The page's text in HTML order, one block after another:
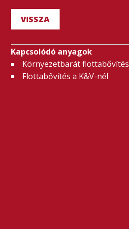
VISSZA
Kapcsolódó anyagok
Környezetbarát flottabővítés
Flottabővítés a K&V-nél